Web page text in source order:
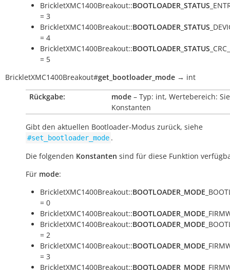
BrickletXMC1400Breakout::BOOTLOADER_STATUS
= 3
BrickletXMC1400Breakout::BOOTLOADER_STATUS
= 4
BrickletXMC1400Breakout::BOOTLOADER_STATUS
= 5
BrickletXMC1400Breakout#get_bootloader_mode → int
Rückgabe:
mode – Typ: int, Wertebereich:
Konstanten
Gibt den aktuellen Bootloader-Modus zurück, siehe
#set_bootloader_mode .
Die folgenden Konstanten sind für diese Funktion
Für mode:
BrickletXMC1400Breakout::BOOTLOADER_MODE
= 0
BrickletXMC1400Breakout::BOOTLOADER_MODE
BrickletXMC1400Breakout::BOOTLOADER_MODE
= 2
BrickletXMC1400Breakout::BOOTLOADER_MODE
= 3
BrickletXMC1400Breakout::BOOTLOADER_MODE